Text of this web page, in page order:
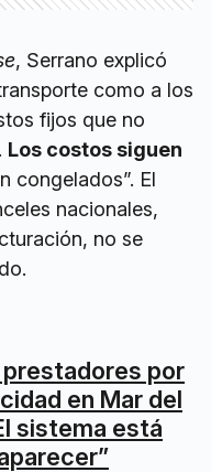
, Serrano explicó
como a los
fijos que no
Los costos siguen
congelados”. El
nacionales,
no se
prestadores por
en Mar del
sistema está